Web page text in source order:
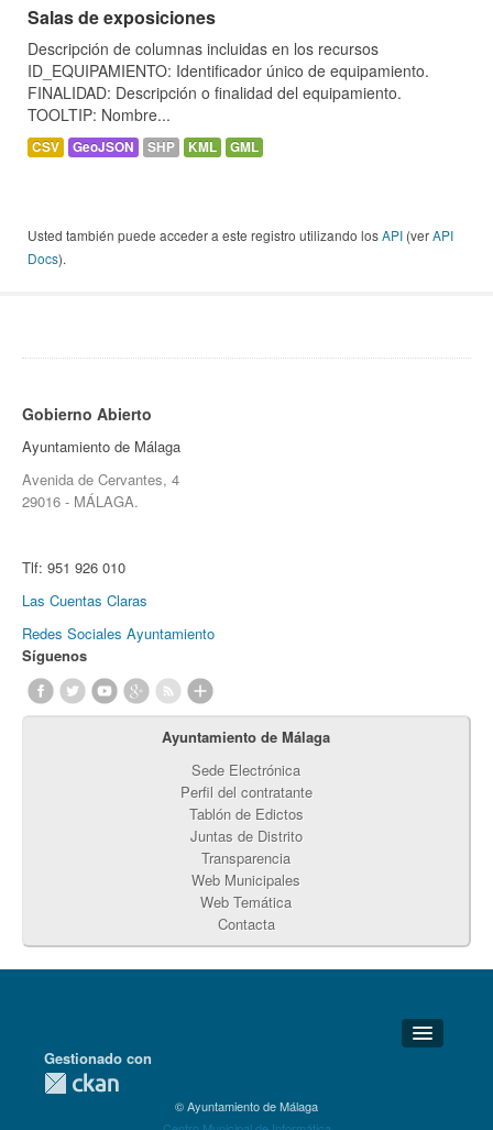
Salas de exposiciones
Descripción de columnas incluidas en los recursos
ID_EQUIPAMIENTO: Identificador único de equipamiento.
FINALIDAD: Descripción o finalidad del equipamiento.
TOOLTIP: Nombre...
CSV GeoJSON SHP KML GML
Usted también puede acceder a este registro utilizando losAPI (verAPI
Docs).
Gobierno Abierto
Ayuntamiento de Málaga
Avenida de Cervantes, 4
29016 - MÁLAGA.
Tlf: 951 926 010
Las Cuentas Claras
Redes Sociales Ayuntamiento
Síguenos
Ayuntamiento de Málaga
Sede Electrónica
Perfil del contratante
Tablón de Edictos
Juntas de Distrito
Transparencia
Web Municipales
Web Temática
Contacta
Detalles Técnicos
Gestionado con
© Ayuntamiento de Málaga